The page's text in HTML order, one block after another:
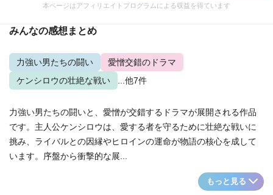
本ページはアフィリエイトプログラムによる収益を得ています
みんなの感想まとめ
力強い男たちの闘い
愛憎交錯のドラマ
ケンシロウの壮絶な戦い
...他7件
力強い男たちの闘いと、愛憎が交錯するドラマが展開される作品
です。主人公ケンシロウは、愛する者を守るために壮絶な戦いに
挑み、ライバルとの因縁やヒロインの運命が物語の核心を成して
います。序盤から衝撃的な展...
もっと見る